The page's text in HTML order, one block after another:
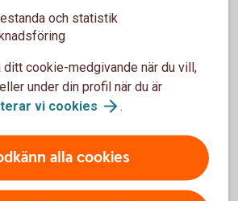
för cookiesoch statistik
ditt cookie-medgivande när du vill,
under din profil när du är
vi cookies .
alla cookies